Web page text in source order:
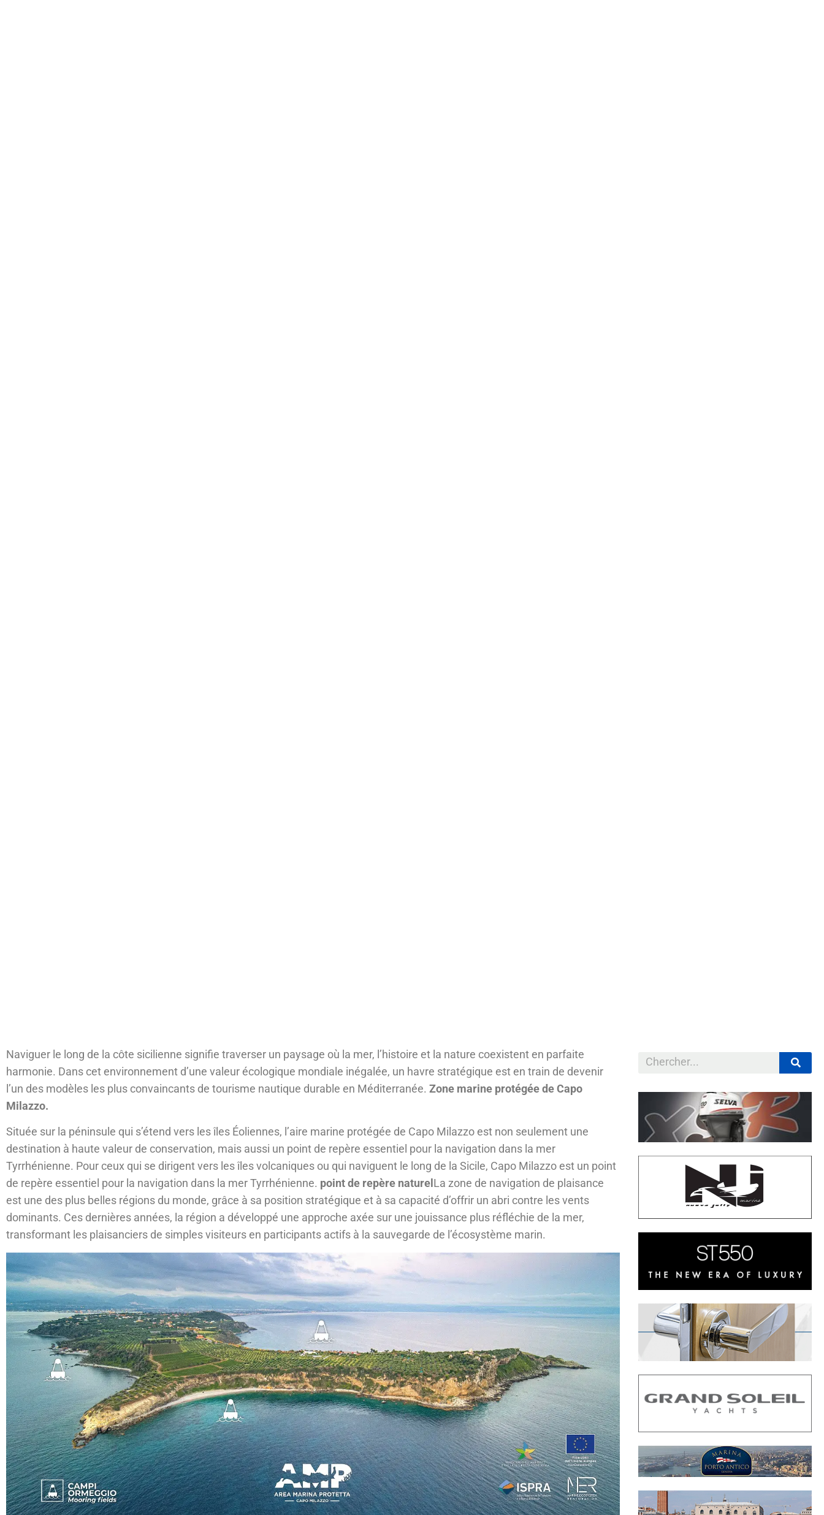
Naviguer le long de la côte sicilienne signifie traverser un paysage où la mer, l’histoire et la nature coexistent en parfaite
harmonie. Dans cet environnement d’une valeur écologique mondiale inégalée, un havre stratégique est en train de devenir
l’un des modèles les plus convaincants de tourisme nautique durable en Méditerranée. Zone marine protégée de Capo
Milazzo.
Située sur la péninsule qui s’étend vers les îles Éoliennes, l’aire marine protégée de Capo Milazzo est non seulement une
destination à haute valeur de conservation, mais aussi un point de repère essentiel pour la navigation dans la mer
Tyrrhénienne. Pour ceux qui se dirigent vers les îles volcaniques ou qui naviguent le long de la Sicile, Capo Milazzo est un point
de repère essentiel pour la navigation dans la mer Tyrrhénienne. point de repère naturel La zone de navigation de plaisance
est une des plus belles régions du monde, grâce à sa position stratégique et à sa capacité d’offrir un abri contre les vents
dominants. Ces dernières années, la région a développé une approche axée sur une jouissance plus réfléchie de la mer,
transformant les plaisanciers de simples visiteurs en participants actifs à la sauvegarde de l’écosystème marin.